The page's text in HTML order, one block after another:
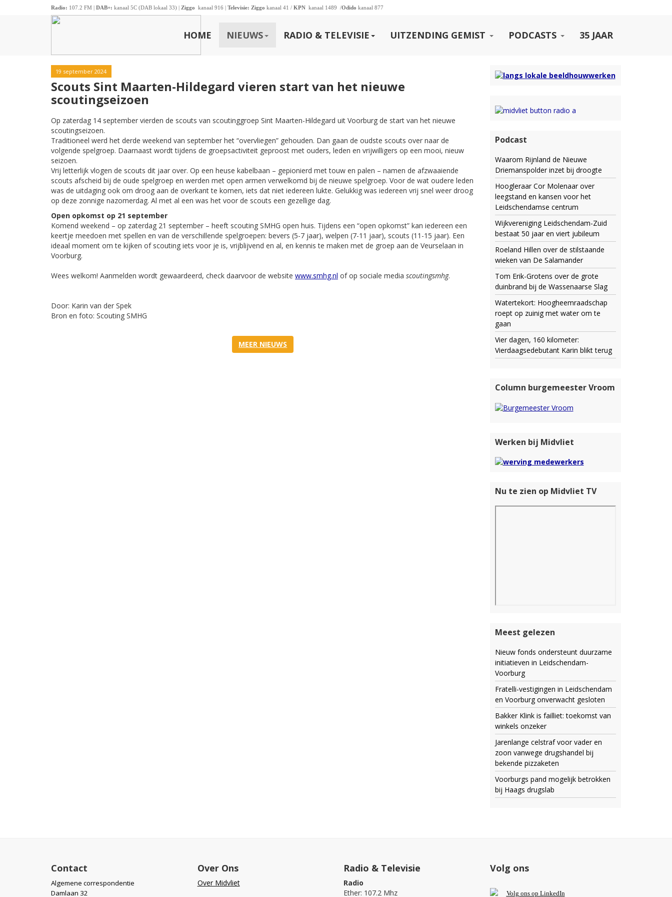
Radio: 107.2 FM | DAB+: kanaal 5C (DAB lokaal 33) | Ziggo kanaal 916 | Televisie: Ziggo kanaal 41 / KPN kanaal 1489 /Odido kanaal 877
HOME NIEUWS RADIO & TELEVISIE UITZENDING GEMIST PODCASTS 35 JAAR
19 september 2024
Scouts Sint Maarten-Hildegard vieren start van het nieuwe
scoutingseizoen
Op zaterdag 14 september vierden de scouts van scoutinggroep Sint Maarten-Hildegard uit Voorburg de start van het nieuwe
scoutingseizoen.
Traditioneel werd het derde weekend van september het “overvliegen” gehouden. Dan gaan de oudste scouts over naar de
volgende spelgroep. Daarnaast wordt tijdens de groepsactiviteit geproost met ouders, leden en vrijwilligers op een mooi, nieuw
seizoen.
Vrij letterlijk vlogen de scouts dit jaar over. Op een heuse kabelbaan – gepionierd met touw en palen – namen de afzwaaiende
scouts afscheid bij de oude spelgroep en werden met open armen verwelkomd bij de nieuwe spelgroep. Voor de wat oudere leden
was de uitdaging ook om droog aan de overkant te komen, iets dat niet iedereen lukte. Gelukkig was iedereen vrij snel weer droog
op deze zonnige nazomerdag. Al met al een was het voor de scouts een gezellige dag.
Open opkomst op 21 september
Komend weekend – op zaterdag 21 september – heeft scouting SMHG open huis. Tijdens een “open opkomst” kan iedereen een
keertje meedoen met spellen en van de verschillende spelgroepen: bevers (5-7 jaar), welpen (7-11 jaar), scouts (11-15 jaar). Een
ideaal moment om te kijken of scouting iets voor je is, vrijblijvend en al, en kennis te maken met de groep aan de Veurselaan in
Voorburg.
Wees welkom! Aanmelden wordt gewaardeerd, check daarvoor de website www.smhg.nl of op sociale media scoutingsmhg.
Door: Karin van der Spek
Bron en foto: Scouting SMHG
MEER NIEUWS
Podcast
Waarom Rijnland de Nieuwe
Driemanspolder inzet bij droogte
Hoogleraar Cor Molenaar over
leegstand en kansen voor het
Leidschendamse centrum
Wijkvereniging Leidschendam-Zuid
bestaat 50 jaar en viert jubileum
Roeland Hillen over de stilstaande
wieken van De Salamander
Tom Erik-Grotens over de grote
duinbrand bij de Wassenaarse Slag
Watertekort: Hoogheemraadschap
roept op zuinig met water om te
gaan
Vier dagen, 160 kilometer:
Vierdaagsedebutant Karin blikt terug
Column burgemeester Vroom
Werken bij Midvliet
Nu te zien op Midvliet TV
Meest gelezen
Nieuw fonds ondersteunt duurzame
initiatieven in Leidschendam-
Voorburg
Fratelli-vestigingen in Leidschendam
en Voorburg onverwacht gesloten
Bakker Klink is failliet: toekomst van
winkels onzeker
Jarenlange celstraf voor vader en
zoon vanwege drugshandel bij
bekende pizzaketen
Voorburgs pand mogelijk betrokken
bij Haags drugslab
Contact
Algemene correspondentie
Damlaan 32
Over Ons
Over Midvliet
Radio & Televisie
Radio
Ether: 107.2 Mhz
Volg ons
Volg ons op LinkedIn